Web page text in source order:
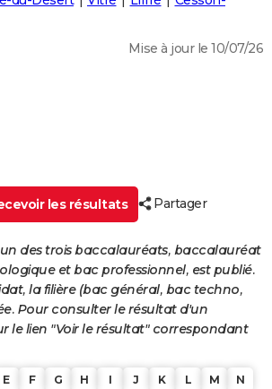
Mise à jour le 10/07/26
les résultats Partager
des trois baccalauréats, baccalauréat
et bac professionnel, est publié.
la filière (bac général, bac techno,
Pour consulter le résultat d'un
le lien "Voir le résultat" correspondant
E F G H I J K L M N